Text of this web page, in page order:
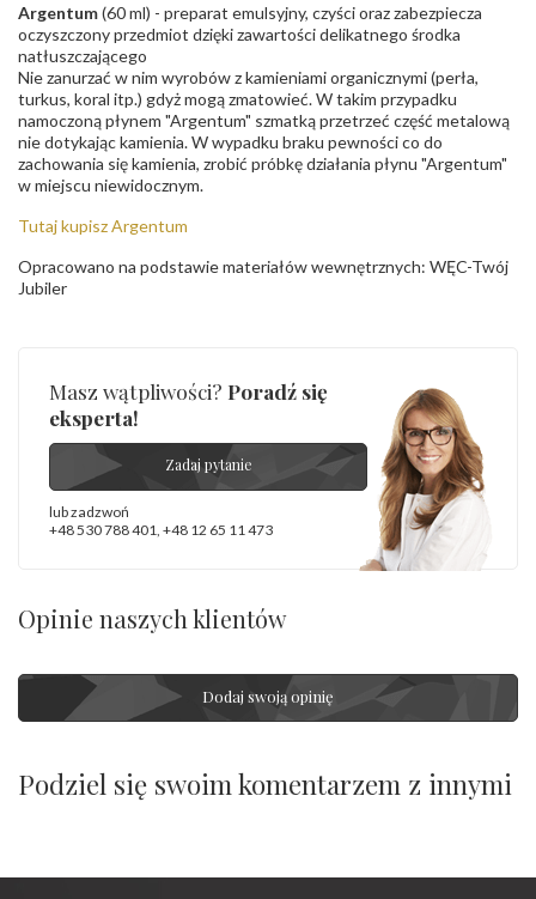
Argentum(60 ml) - preparat emulsyjny, czyści oraz zabezpiecza
oczyszczony przedmiot dzięki zawartości delikatnego środka
natłuszczającego
Nie zanurzać w nim wyrobów z kamieniami organicznymi (perła,
turkus, koral itp.) gdyż mogą zmatowieć. W takim przypadku
namoczoną płynem "Argentum" szmatką przetrzeć część metalową
nie dotykając kamienia. W wypadku braku pewności co do
zachowania się kamienia, zrobić próbkę działania płynu "Argentum"
w miejscu niewidocznym.
Tutaj kupisz Argentum
Opracowano na podstawie materiałów wewnętrznych: WĘC-Twój
Jubiler
Masz wątpliwości? Poradź się
eksperta!
Zadaj pytanie
lub zadzwoń
+48 530 788 401 +48 12 65 11 473
Opinie naszych klientów
Dodaj swoją opinię
Podziel się swoim komentarzem z innymi